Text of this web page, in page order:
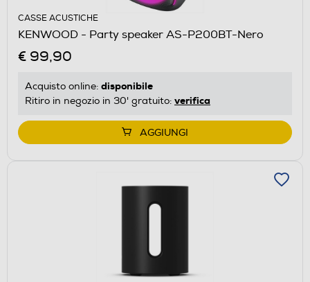
CASSE ACUSTICHE
KENWOOD - Party speaker AS-P200BT-Nero
€ 99,90
Acquisto online: disponibile
Ritiro in negozio in 30' gratuito: verifica
AGGIUNGI